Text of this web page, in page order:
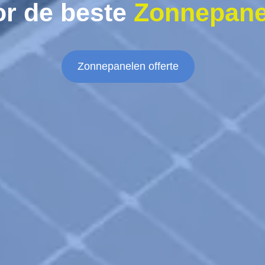
de beste
Zonnepanelen offerte